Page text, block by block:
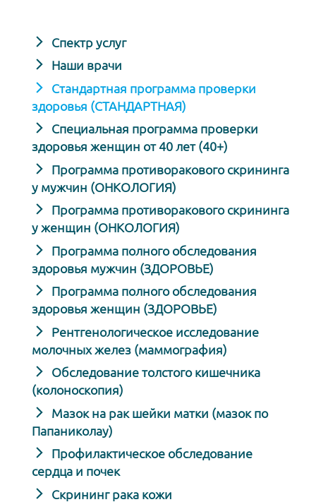
Спектр услуг
Наши врачи
Стандартная программа проверки
здоровья (СТАНДАРТНАЯ)
Специальная программа проверки
здоровья женщин от 40 лет (40+)
Программа противоракового скрининга
у мужчин (ОНКОЛОГИЯ)
Программа противоракового скрининга
у женщин (ОНКОЛОГИЯ)
Программа полного обследования
здоровья мужчин (ЗДОРОВЬЕ)
Программа полного обследования
здоровья женщин (ЗДОРОВЬЕ)
Рентгенологическое исследование
молочных желез (маммография)
Обследование толстого кишечника
(колоноскопия)
Мазок на рак шейки матки (мазок по
Папаниколау)
Профилактическое обследование
сердца и почек
Скрининг рака кожи